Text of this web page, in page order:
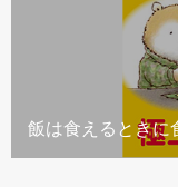
飯は食えるときに